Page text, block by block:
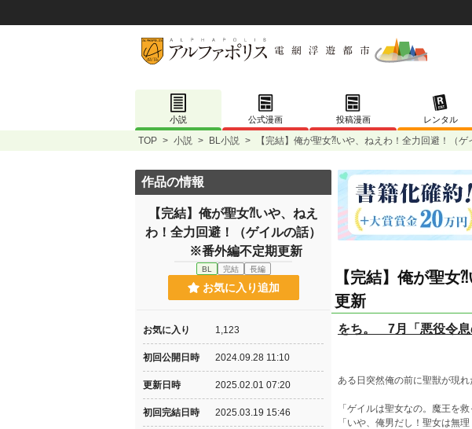
小説 公式漫画 投稿漫画 レンタル
TOP > 小説 > BL小説 > 【完結】俺が聖女⁈いや、ねえわ！全力回避！
【完結】俺が聖
更新
をち。 7月「悪役令
ある日突然俺の前に聖獣が現れ
「ゲイルは聖女なの。魔王を救
「いや、俺男だし！聖女は無理
作品の情報
【完結】俺が聖女⁈いや、ねえ
わ！全力回避！（ゲイルの話）
※番外編不定期更新
BL 完結 長編
お気に入り追加
お気に入り 1,123
初回公開日時 2024.09.28 11:10
更新日時 2025.02.01 07:20
初回完結日時 2025.03.19 15:46